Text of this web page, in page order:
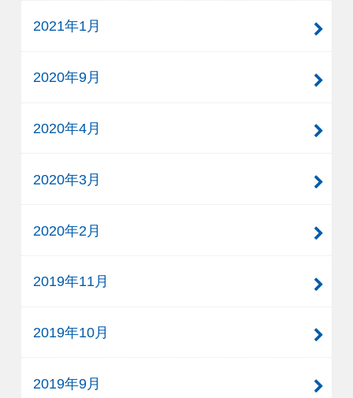
2021年1月
2020年9月
2020年4月
2020年3月
2020年2月
2019年11月
2019年10月
2019年9月